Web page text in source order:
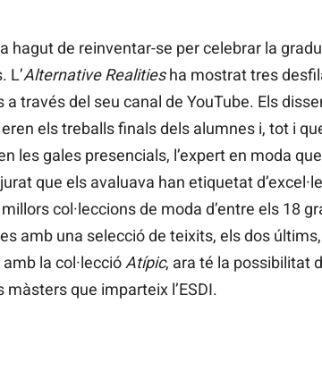
hagut de reinventar-se per celebrar la
L’Alternative Realitiesha mostrat tres
a través del seu canal de YouTube. Els
els treballs finals dels alumnes i, tot i
les gales presencials, l’expert en moda
que els avaluava han etiquetat
col·leccions de moda d’entre els 18
amb una selecció de teixits, els dos
la col·lecció Atípic, ara té la possibilitat
màsters que imparteix l’ESDI.